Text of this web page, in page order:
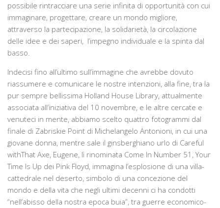
possibile rintracciare una serie infinita di opportunità con cui
immaginare, progettare, creare un mondo migliore,
attraverso la partecipazione, la solidarietà, la circolazione
delle idee e dei saperi, l’impegno individuale e la spinta dal
basso.
Indecisi fino all’ultimo sull’immagine che avrebbe dovuto
riassumere e comunicare le nostre intenzioni, alla fine, tra la
pur sempre bellissima Holland House Library, attualmente
associata all’iniziativa del 10 novembre, e le altre cercate e
venuteci in mente, abbiamo scelto quattro fotogrammi dal
finale di Zabriskie Point di Michelangelo Antonioni, in cui una
giovane donna, mentre sale il ginsberghiano urlo di Careful
withThat Axe, Eugene, lì rinominata Come In Number 51, Your
Time Is Up dei Pink Floyd, immagina l’esplosione di una villa-
cattedrale nel deserto, simbolo di una concezione del
mondo e della vita che negli ultimi decenni ci ha condotti
“nell’abisso della nostra epoca buia”, tra guerre economico-